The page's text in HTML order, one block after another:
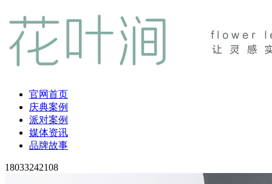
官网首页
庆典案例
派对案例
媒体资讯
品牌故事
18033242108